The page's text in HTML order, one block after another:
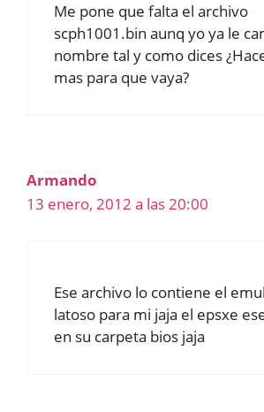
Me pone que falta el archivo
scph1001.bin aunq yo ya le
nombre tal y como dices
mas para que vaya?
Armando
13 enero, 2012 a las 20:00
Ese archivo lo contiene el
latoso para mi jaja el epsxe
en su carpeta bios jaja